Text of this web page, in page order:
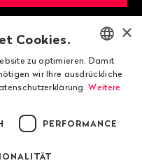
ENGLISH
DEUTSCH
×
Cookies.
zu optimieren. Damit
wir Ihre ausdrückliche
Weitere
PERFORMANCE